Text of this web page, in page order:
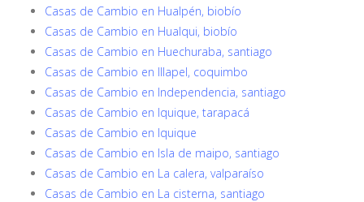
Casas de Cambio en Hualpén, biobío
Casas de Cambio en Hualqui, biobío
Casas de Cambio en Huechuraba, santiago
Casas de Cambio en Illapel, coquimbo
Casas de Cambio en Independencia, santiago
Casas de Cambio en Iquique, tarapacá
Casas de Cambio en Iquique
Casas de Cambio en Isla de maipo, santiago
Casas de Cambio en La calera, valparaíso
Casas de Cambio en La cisterna, santiago